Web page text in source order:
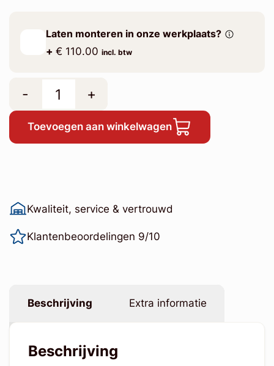
Laten monteren in onze werkplaats?
+ € 110.00 incl. btw
- +
Toevoegen aan winkelwagen
Kwaliteit, service & vertrouwd
Klantenbeoordelingen 9/10
Beschrijving Extra informatie
Beschrijving